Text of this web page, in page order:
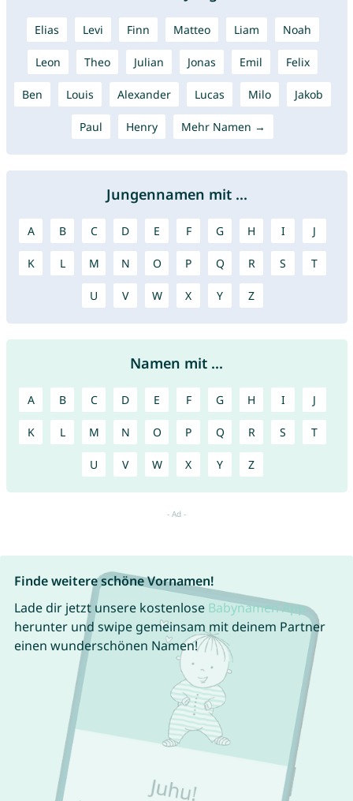
Elias Levi Finn Matteo Liam Noah
Leon Theo Julian Jonas Emil Felix
Ben Louis Alexander Lucas Milo Jakob
Paul Henry Mehr Namen →
Jungennamen mit ...
A B C D E F G H I J
K L M N O P Q R S T
U V W X Y Z
Namen mit ...
A B C D E F G H I J
K L M N O P Q R S T
U V W X Y Z
Finde weitere schöne Vornamen!
Lade dir jetzt unsere kostenlose Babynamen App
herunter und swipe gemeinsam mit deinem Partner
einen wunderschönen Namen!